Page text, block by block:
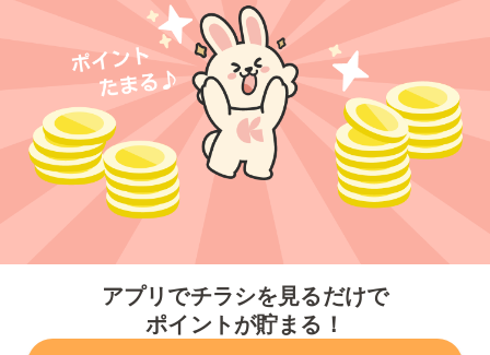
アプリでチラシを見るだけで
ポイントが貯まる！